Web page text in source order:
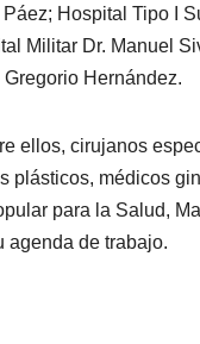
Hospital Tipo I
Militar Dr. Manuel
Hernández.
ellos, cirujanos
plásticos, médicos
para la Salud,
agenda de trabajo.